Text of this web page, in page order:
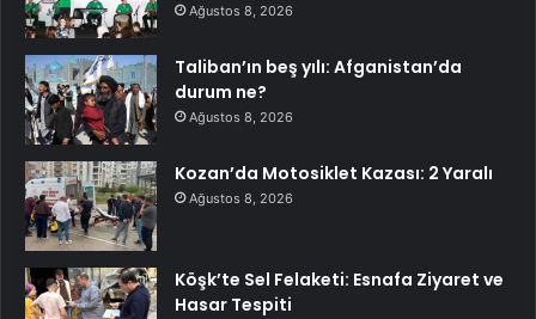
Ağustos 8, 2026
Taliban’ın beş yılı: Afganistan’da
durum ne?
Ağustos 8, 2026
Kozan’da Motosiklet Kazası: 2 Yaralı
Ağustos 8, 2026
Köşk’te Sel Felaketi: Esnafa Ziyaret ve
Hasar Tespiti